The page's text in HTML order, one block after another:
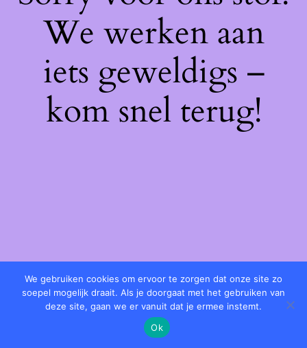
We werken aan
iets geweldigs –
kom snel terug!
We gebruiken cookies om ervoor te zorgen dat onze site zo
soepel mogelijk draait. Als je doorgaat met het gebruiken van
deze site, gaan we er vanuit dat je ermee instemt.
Ok